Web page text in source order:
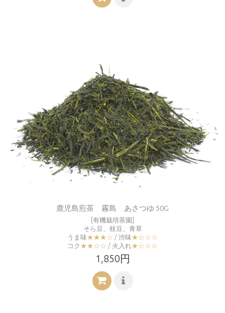
鹿児島煎茶 霧島 あさつゆ 50G
[有機栽培茶園]
そら豆、枝豆、青草
うま味★★★☆ / 渋味★☆☆☆
コク ★★☆☆ / 火入れ ★☆☆☆
1,850円